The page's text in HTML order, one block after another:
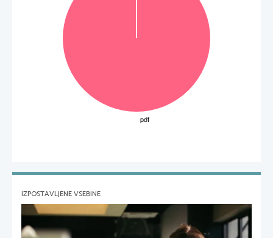
IZPOSTAVLJENE VSEBINE